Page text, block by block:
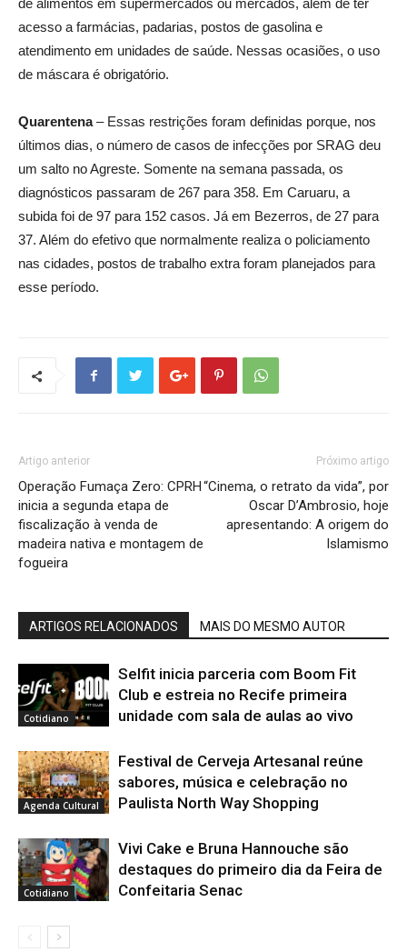
de alimentos em supermercados ou mercados, além de ter
acesso a farmácias, padarias, postos de gasolina e
atendimento em unidades de saúde. Nessas ocasiões, o uso
de máscara é obrigatório.
Quarentena– Essas restrições foram definidas porque, nos
últimos dias, o número de casos de infecções por SRAG deu
um salto no Agreste. Somente na semana passada, os
diagnósticos passaram de 267 para 358. Em Caruaru, a
subida foi de 97 para 152 casos. Já em Bezerros, de 27 para
37. Além do efetivo que normalmente realiza o policiamento
nas cidades, postos de trabalho extra foram planejados para
esse período.
Artigo anterior
Operação Fumaça Zero: CPRH
inicia a segunda etapa de
fiscalização à venda de
madeira nativa e montagem de
fogueira
Próximo artigo
“Cinema, o retrato da vida”, por
Oscar D’Ambrosio, hoje
apresentando: A origem do
Islamismo
ARTIGOS RELACIONADOS MAIS DO MESMO AUTOR
Cotidiano
Selfit inicia parceria com Boom Fit
Club e estreia no Recife primeira
unidade com sala de aulas ao vivo
Agenda Cultural
Festival de Cerveja Artesanal reúne
sabores, música e celebração no
Paulista North Way Shopping
Cotidiano
Vivi Cake e Bruna Hannouche são
destaques do primeiro dia da Feira de
Confeitaria Senac